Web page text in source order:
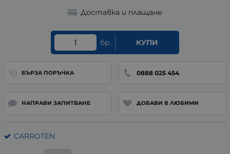
Доставка и плащане
бр. КУПИ
БЪРЗА ПОРЪЧКА 0888 025 454
НАПРАВИ ЗАПИТВАНЕ ДОБАВИ В ЛЮБИМИ
CARROTEN